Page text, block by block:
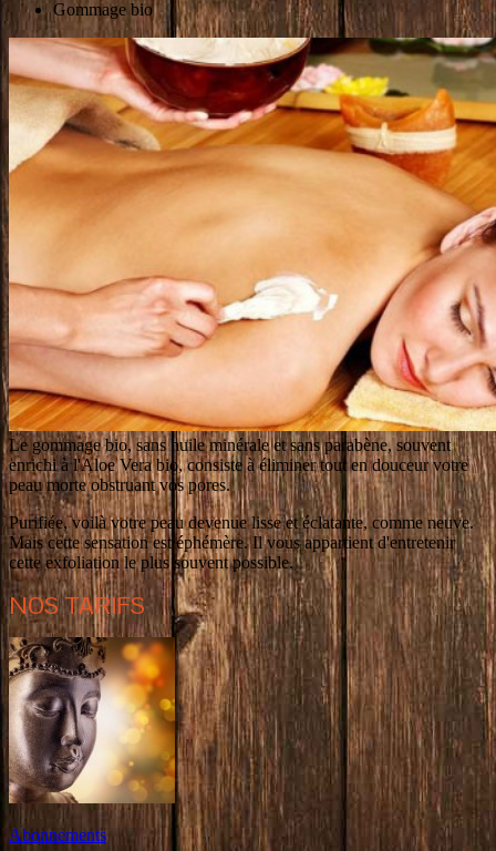
Gommage bio
Le gommage bio, sans huile minérale et sans parabène, souvent
enrichi à l'Aloe Vera bio, consiste à éliminer tout en douceur votre
peau morte obstruant vos pores.
Purifiée, voilà votre peau devenue lisse et éclatante, comme neuve.
Mais cette sensation est éphémère. Il vous appartient d'entretenir
cette exfoliation le plus souvent possible.
NOS TARIFS
Abonnements